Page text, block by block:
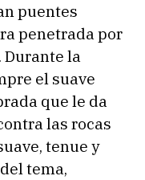
puentes
penetrada por
Durante la
el suave
que le da
las rocas
tenue y
tema,